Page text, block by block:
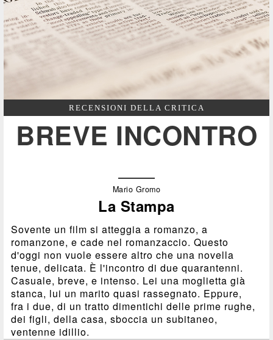
RECENSIONI DELLA CRITICA
BREVE INCONTRO
Mario Gromo
La Stampa
Sovente un film si atteggia a romanzo, a
romanzone, e cade nel romanzaccio. Questo
d'oggi non vuole essere altro che una novella
tenue, delicata. È l'incontro di due quarantenni.
Casuale, breve, e intenso. Lei una moglietta già
stanca, lui un marito quasi rassegnato. Eppure,
fra i due, di un tratto dimentichi delle prime rughe,
dei figli, della casa, sboccia un subitaneo,
ventenne idillio.